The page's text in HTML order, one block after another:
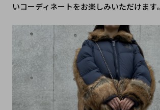
いコーディネートをお楽しみいただけます。